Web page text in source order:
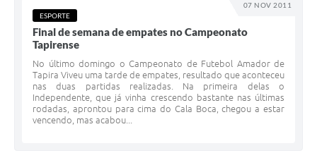
07 NOV 2011
ESPORTE
Final de semana de empates no Campeonato
Tapirense
No último domingo o Campeonato de Futebol Amador de
Tapira Viveu uma tarde de empates, resultado que aconteceu
nas duas partidas realizadas. Na primeira delas o
Independente, que já vinha crescendo bastante nas últimas
rodadas, aprontou para cima do Cala Boca, chegou a estar
vencendo, mas acabou...